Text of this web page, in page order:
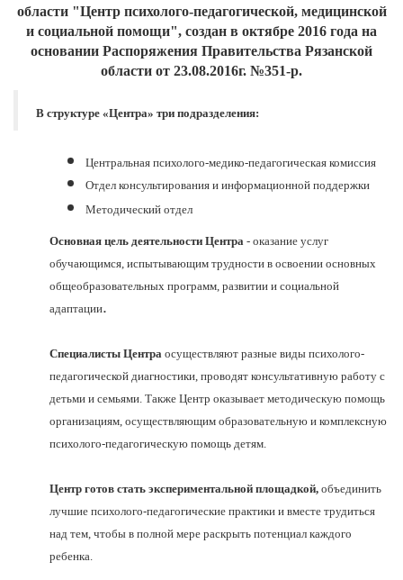
области "Центр психолого-педагогической, медицинской
и социальной помощи", создан в октябре 2016 года на
основании Распоряжения Правительства Рязанской
области от 23.08.2016г. №351-р.
В структуре «Центра» три подразделения:
Центральная психолого-медико-педагогическая комиссия
Отдел консультирования и информационной поддержки
Методический отдел
Основная цель деятельности Центра - оказание услуг
обучающимся, испытывающим трудности в освоении основных
общеобразовательных программ, развитии и социальной
адаптации.
Специалисты Центра осуществляют разные виды психолого-
педагогической диагностики, проводят консультативную работу с
детьми и семьями. Также Центр оказывает методическую помощь
организациям, осуществляющим образовательную и комплексную
психолого-педагогическую помощь детям.
Центр готов стать экспериментальной площадкой, объединить
лучшие психолого-педагогические практики и вместе трудиться
над тем, чтобы в полной мере раскрыть потенциал каждого
ребенка.